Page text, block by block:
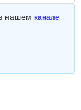
нашем канале